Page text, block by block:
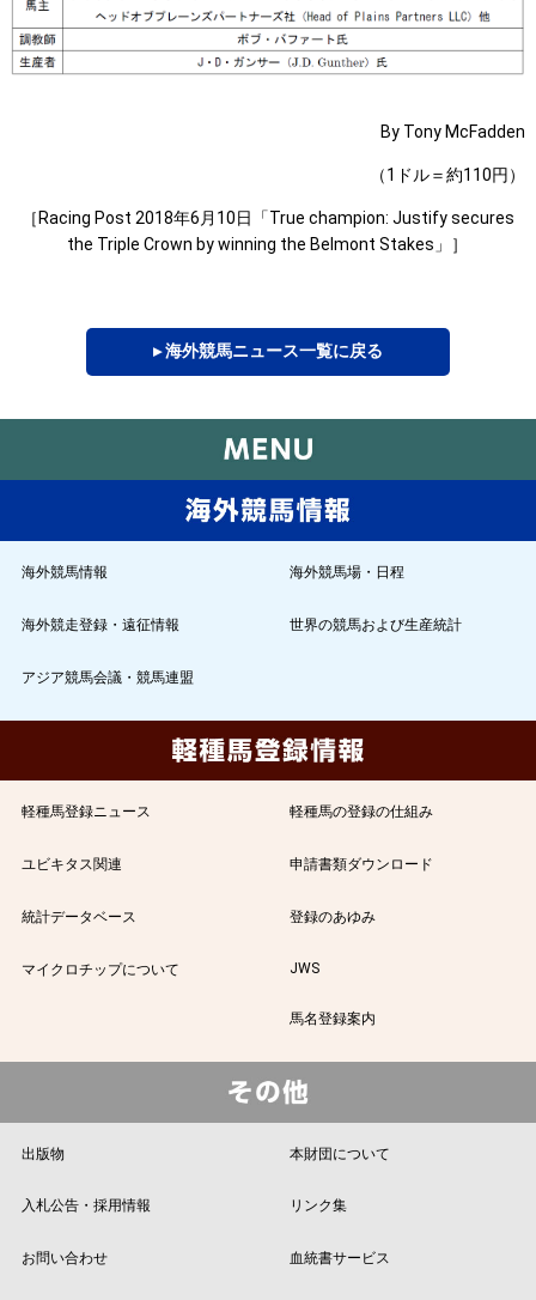
By Tony McFadden
（1ドル＝約110円）
［Racing Post 2018年6月10日「True champion: Justify secures
the Triple Crown by winning the Belmont Stakes」］
▸ 海外競馬ニュース一覧に戻る
海外競馬情報 海外競馬場・日程
海外競走登録・遠征情報 世界の競馬および生産統計
アジア競馬会議・競馬連盟
軽種馬登録ニュース 軽種馬の登録の仕組み
ユビキタス関連 申請書類ダウンロード
統計データベース 登録のあゆみ
マイクロチップについて JWS
馬名登録案内
出版物 本財団について
入札公告・採用情報 リンク集
お問い合わせ 血統書サービス